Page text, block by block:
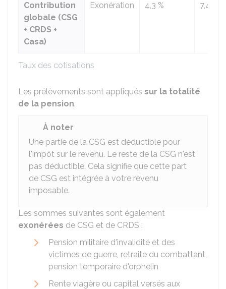
Taux des cotisations
Contribution
globale (CSG
+ CRDS +
Casa)
Exonération 4,3 % 7,4 %
Les prélèvements sont appliqués sur la totalité
de la pension.
À noter
Une partie de la CSG est déductible pour
l'impôt sur le revenu. Le reste de la CSG n'est
pas déductible. Cela signifie que cette part
de CSG est intégrée à votre revenu
imposable.
Les sommes suivantes sont également
exonérées de CSG et de CRDS :
Pension militaire d'invalidité et des
victimes de guerre, retraite du combattant,
pension temporaire d'orphelin
Rente viagère ou capital versés aux